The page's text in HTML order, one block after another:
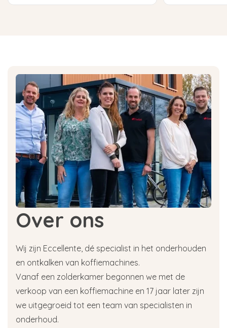
Over ons
Wij zijn Eccellente, dé specialist in het onderhouden
en ontkalken van koffiemachines.
Vanaf een zolderkamer begonnen we met de
verkoop van een koffiemachine en 17 jaar later zijn
we uitgegroeid tot een team van specialisten in
onderhoud.